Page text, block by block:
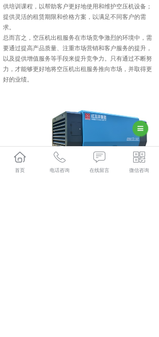
供培训课程，以帮助客户更好地使用和维护空压机设备；
提供灵活的租赁期限和价格方案，以满足不同客户的需
求。
总而言之，空压机出租服务在市场竞争激烈的环境中，需
要通过提高产品质量、注重市场营销和客户服务的提升，
以及提供增值服务等手段来提升竞争力。只有通过不断努
力，才能够更好地将空压机出租服务推向市场，并取得更
好的业绩。
首页 电话咨询 在线留言 微信咨询